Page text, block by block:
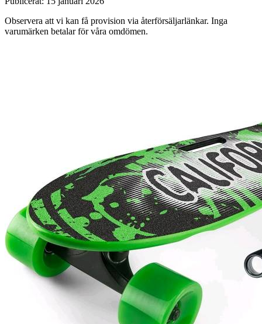
Observera att vi kan få provision via återförsäljarlänkar. Inga
varumärken betalar för våra omdömen.